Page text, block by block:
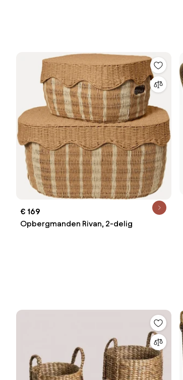
€ 169
Opbergmanden Rivan, 2-delig